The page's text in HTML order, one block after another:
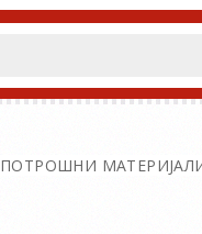
ПОТРОШНИ